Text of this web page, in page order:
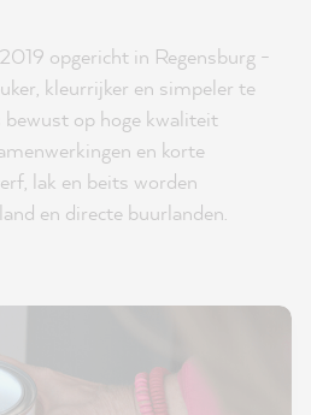
opgericht in Regensburg -
kleurrijker en simpeler te
bewust op hoge kwaliteit
en korte
lak en beits worden
en directe buurlanden.